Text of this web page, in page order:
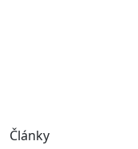
Články